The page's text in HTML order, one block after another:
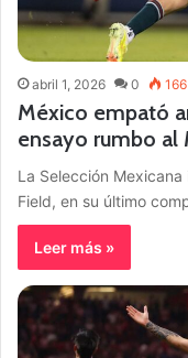
abril 1, 2026 0 166
México empató
ensayo rumbo al
La Selección
Field, en su último
Leer más »